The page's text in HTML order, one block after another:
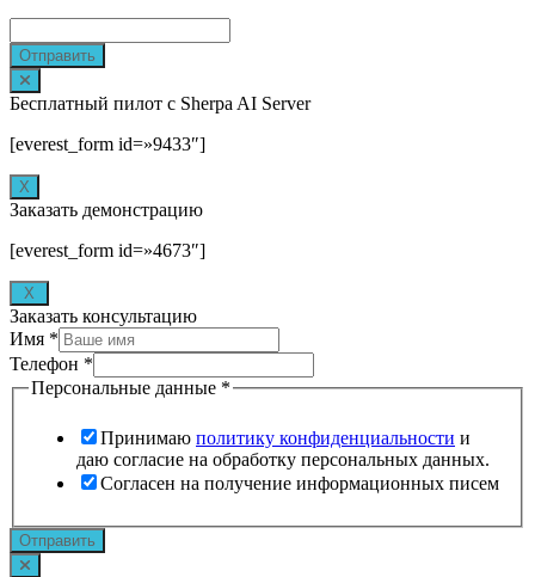
Отправить
Бесплатный пилот с Sherpa AI Server
[everest_form id=»9433″]
Х
Заказать демонстрацию
[everest_form id=»4673″]
X
Заказать консультацию
Имя *
Телефон *
Персональные данные *
Принимаю политику конфиденциальности и
даю согласие на обработку персональных данных.
Согласен на получение информационных писем
Отправить